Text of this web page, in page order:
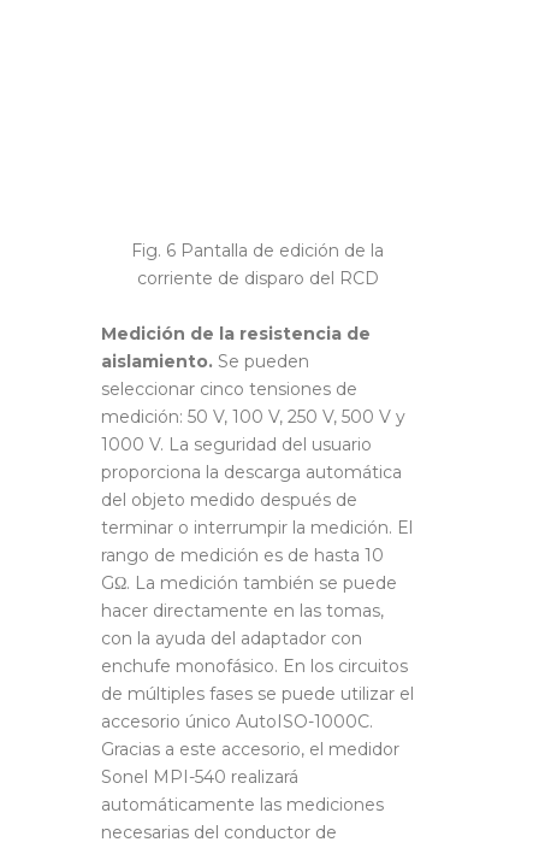
Fig. 6 Pantalla de edición de la
corriente de disparo del RCD
Medición de la resistencia de
aislamiento. Se pueden
seleccionar cinco tensiones de
medición: 50 V, 100 V, 250 V, 500 V y
1000 V. La seguridad del usuario
proporciona la descarga automática
del objeto medido después de
terminar o interrumpir la medición. El
rango de medición es de hasta 10
GΩ. La medición también se puede
hacer directamente en las tomas,
con la ayuda del adaptador con
enchufe monofásico. En los circuitos
de múltiples fases se puede utilizar el
accesorio único AutoISO-1000C.
Gracias a este accesorio, el medidor
Sonel MPI-540 realizará
automáticamente las mediciones
necesarias del conductor de